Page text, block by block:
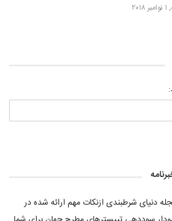
دنیای شرطبندی ازنکات مهم ارائه شده در